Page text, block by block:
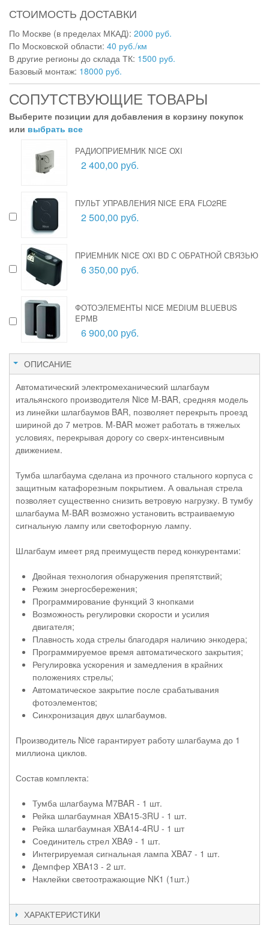
СТОИМОСТЬ ДОСТАВКИ
По Москве (в пределах МКАД): 2000 руб.
По Московской области: 40 руб./км
В другие регионы до склада ТК: 1500 руб.
Базовый монтаж: 18000 руб.
СОПУТСТВУЮЩИЕ ТОВАРЫ
Выберите позиции для добавления в корзину покупок
или выбрать все
РАДИОПРИЕМНИК NICE OXI
2 400,00 руб.
ПУЛЬТ УПРАВЛЕНИЯ NICE ERA FLO2RE
2 500,00 руб.
ПРИЕМНИК NICE OXI BD С ОБРАТНОЙ СВЯЗЬЮ
6 350,00 руб.
ФОТОЭЛЕМЕНТЫ NICE MEDIUM BLUEBUS
EPMB
6 900,00 руб.
ОПИСАНИЕ
Автоматический электромеханический шлагбаум
итальянского производителя Nice M-BAR, средняя модель
из линейки шлагбаумов BAR, позволяет перекрыть проезд
шириной до 7 метров. M-BAR может работать в тяжелых
условиях, перекрывая дорогу со сверх-интенсивным
движением.
Тумба шлагбаума сделана из прочного стального корпуса с
защитным катафорезным покрытием. А овальная стрела
позволяет существенно снизить ветровую нагрузку. В тумбу
шлагбаума M-BAR возможно установить встраиваемую
сигнальную лампу или светофорную лампу.
Шлагбаум имеет ряд преимуществ перед конкурентами:
Двойная технология обнаружения препятствий;
Режим энергосбережения;
Программирование функций 3 кнопками
Возможность регулировки скорости и усилия
двигателя;
Плавность хода стрелы благодаря наличию энкодера;
Программируемое время автоматического закрытия;
Регулировка ускорения и замедления в крайних
положениях стрелы;
Автоматическое закрытие после срабатывания
фотоэлементов;
Синхронизация двух шлагбаумов.
Производитель Nice гарантирует работу шлагбаума до 1
миллиона циклов.
Состав комплекта:
Тумба шлагбаума M7BAR - 1 шт.
Рейка шлагбаумная XBA15-3RU - 1 шт.
Рейка шлагбаумная XBA14-4RU - 1 шт
Соединитель стрел XBA9 - 1 шт.
Интегрируемая сигнальная лампа XBA7 - 1 шт.
Демпфер XBA13 - 2 шт.
Наклейки светоотражающие NK1 (1шт.)
ХАРАКТЕРИСТИКИ